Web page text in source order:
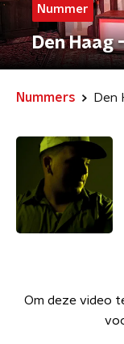
Nummer
Den Haag
Nummers Den
Om deze video